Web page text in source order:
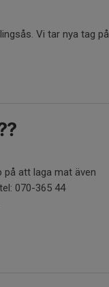
Vi tar nya tag på
på att laga mat även
070-365 44